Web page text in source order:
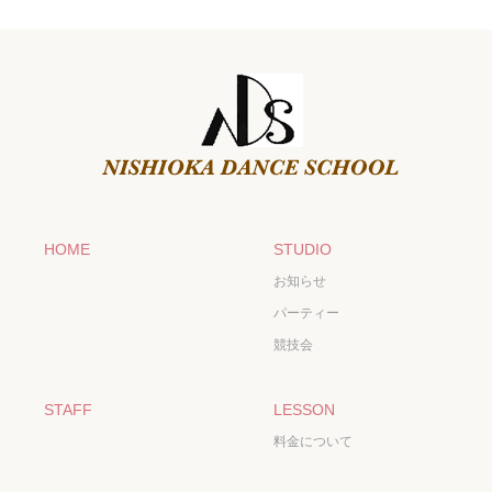
HOME STUDIO
お知らせ
パーティー
競技会
STAFF LESSON
料金について